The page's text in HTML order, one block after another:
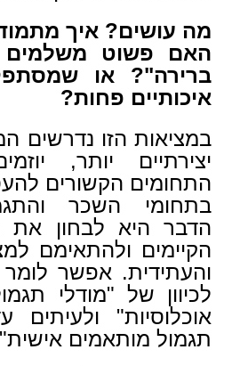
מה עושים? איך
האם פשוט משלמים
ברירה"? או
איכותיים פחות?
במציאות הזו נדרשים
יצירתיים יותר,
התחומים הקשורים
בתחומי השכר
הדבר היא לבחון את
הקיימים ולהתאימם
והעתידית. אפשר
לכיוון של "מודלי
אוכלוסיות" ולעיתים
תגמול מותאמים